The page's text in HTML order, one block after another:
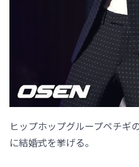
ヒップホップグループペチギ
に結婚式を挙げる。